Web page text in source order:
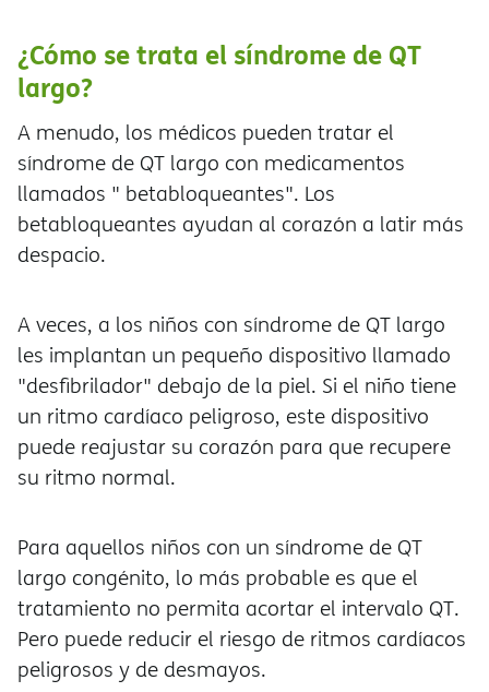
¿Cómo se trata el síndrome de QT
largo?
A menudo, los médicos pueden tratar el
síndrome de QT largo con medicamentos
llamados " betabloqueantes". Los
betabloqueantes ayudan al corazón a latir más
despacio.
A veces, a los niños con síndrome de QT largo
les implantan un pequeño dispositivo llamado
"desfibrilador" debajo de la piel. Si el niño tiene
un ritmo cardíaco peligroso, este dispositivo
puede reajustar su corazón para que recupere
su ritmo normal.
Para aquellos niños con un síndrome de QT
largo congénito, lo más probable es que el
tratamiento no permita acortar el intervalo QT.
Pero puede reducir el riesgo de ritmos cardíacos
peligrosos y de desmayos.